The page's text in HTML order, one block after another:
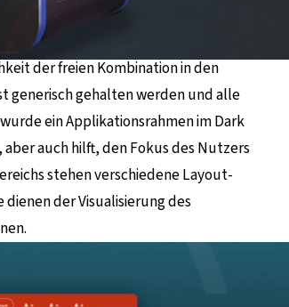
der freien Kombination in den
generisch gehalten werden und alle
ein Applikationsrahmen im Dark
auch hilft, den Fokus des Nutzers
stehen verschiedene Layout-
der Visualisierung des